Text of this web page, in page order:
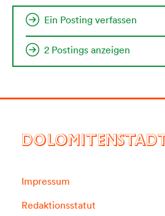
Ein Posting verfassen
2 Postings anzeigen
DOLOMITENSTADT
Impressum
Redaktionsstatut